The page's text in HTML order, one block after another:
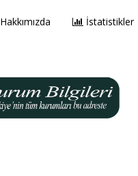
Hakkımızda İstatistikler